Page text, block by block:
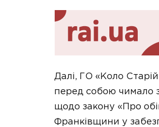
Далі, ГО «Коло
перед собою чимало
щодо закону «Про
Франківщини у